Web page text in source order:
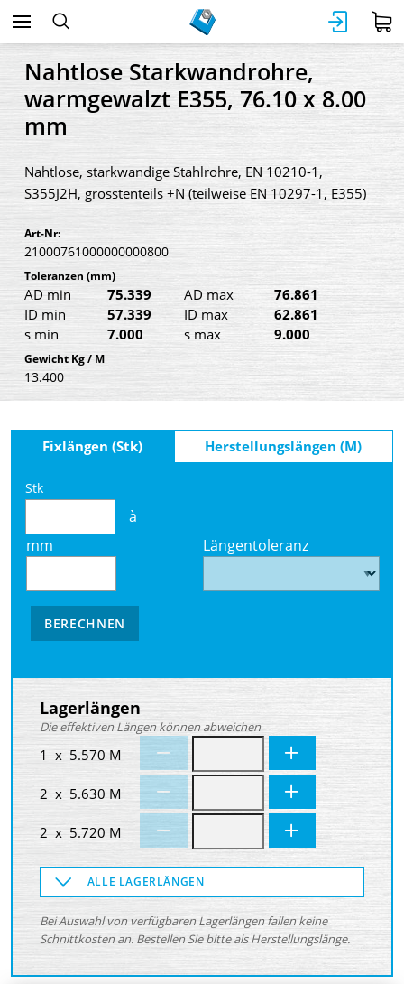
Nahtlose Starkwandrohre,
warmgewalzt E355, 76.10 x 8.00
mm
Nahtlose, starkwandige Stahlrohre, EN 10210-1,
S355J2H, grösstenteils +N (teilweise EN 10297-1, E355)
Art-Nr:
21000761000000000800
Toleranzen (mm)
AD min 75.339 AD max
76.861
ID min
57.339 ID max
62.861
s min
7.000 s max 9.000
Gewicht Kg / M
13.400
Fixlängen (Stk) Herstellungslängen (M)
Stk
à
mm
Längentoleranz
BERECHNEN
Lagerlängen
Die effektiven Längen können abweichen
1 x 5.570 M
2 x 5.630 M
2 x 5.720 M
ALLE LAGERLÄNGEN
Bei Auswahl von verfügbaren Lagerlängen fallen keine
Schnittkosten an. Bestellen Sie bitte als Herstellungslänge.